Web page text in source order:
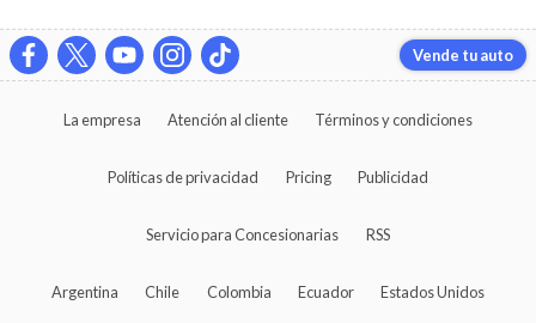
Vende tu auto
La empresa Atención al cliente Términos y condiciones
Políticas de privacidad Pricing Publicidad
Servicio para Concesionarias RSS
Argentina Chile Colombia Ecuador Estados Unidos